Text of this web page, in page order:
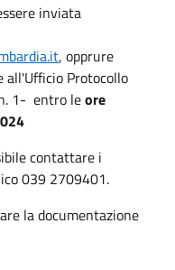
inviata
, opprure
all'Ufficio Protocollo
1- entro leore
contattare i
039 2709401.
la documentazione